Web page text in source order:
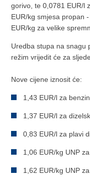
gorivo, te 0,0781 EUR/l
EUR/kg smjesa propan
EUR/kg za velike
Uredba stupa na snagu
režim vrijedit će za
Nove cijene iznosit će:
1,43 EUR/l za
1,37 EUR/l za
0,83 EUR/l za plavi
1,06 EUR/kg UNP
1,62 EUR/kg UNP